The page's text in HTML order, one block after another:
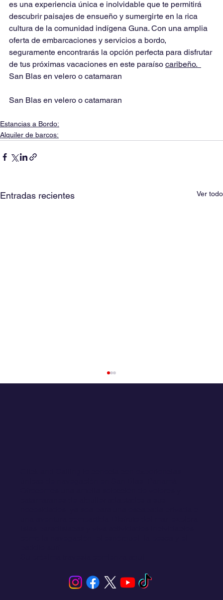
es una experiencia única e inolvidable que te permitirá
descubrir paisajes de ensueño y sumergirte en la rica
cultura de la comunidad indígena Guna. Con una amplia
oferta de embarcaciones y servicios a bordo,
seguramente encontrarás la opción perfecta para disfrutar
de tus próximas vacaciones en este paraíso caribeño.
San Blas en velero o catamaran
San Blas en velero o catamaran
Estancias a Bordo:
Alquiler de barcos:
Entradas recientes Ver todo